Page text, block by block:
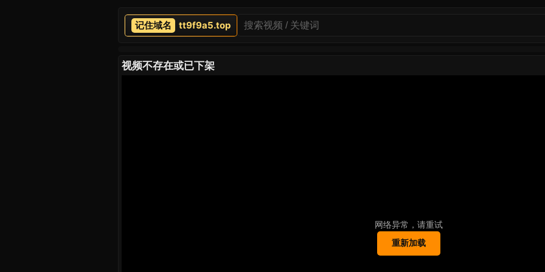
tt9f9a5.top
视频不存在或已下架
网络异常，请重试
重新加载